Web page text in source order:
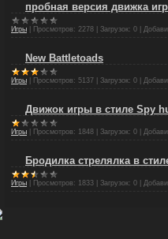
пробная версия движка
Игры Просмотров: 2278 Загрузок: 0
New Battletoads
Игры Просмотров: 5137 Загрузок: 0
Движок игры в стиле Spy
Игры Просмотров: 1848 Загрузок: 0
Бродилка стрелялка в
Игры Просмотров: 1833 Загрузок: 0